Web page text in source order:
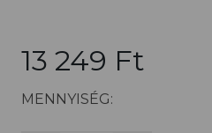
13 249 Ft
MENNYISÉG: